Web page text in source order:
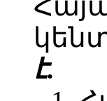
է.